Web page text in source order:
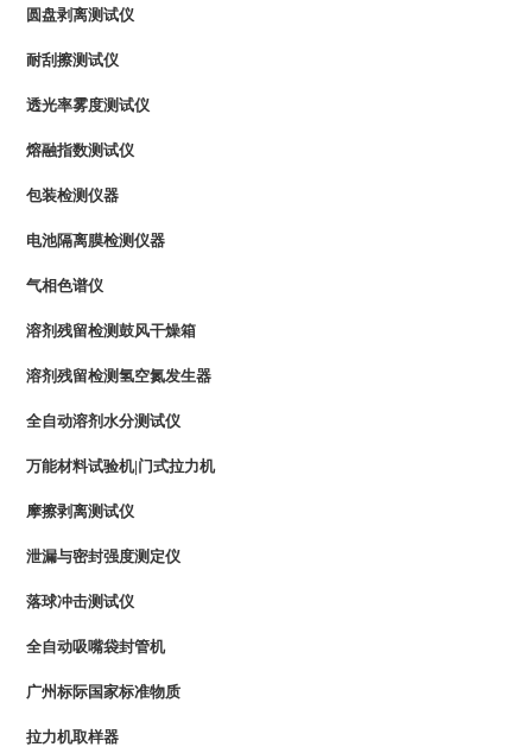
圆盘剥离测试仪
耐刮擦测试仪
透光率雾度测试仪
熔融指数测试仪
包装检测仪器
电池隔离膜检测仪器
气相色谱仪
溶剂残留检测鼓风干燥箱
溶剂残留检测氢空氮发生器
全自动溶剂水分测试仪
万能材料试验机|门式拉力机
摩擦剥离测试仪
泄漏与密封强度测定仪
落球冲击测试仪
全自动吸嘴袋封管机
广州标际国家标准物质
拉力机取样器